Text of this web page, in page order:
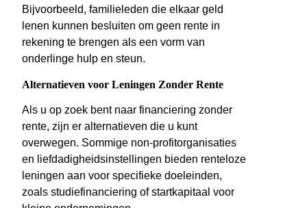
Bijvoorbeeld, familieleden die elkaar geld
lenen kunnen besluiten om geen rente in
rekening te brengen als een vorm van
onderlinge hulp en steun.
Alternatieven voor Leningen Zonder Rente
Als u op zoek bent naar financiering zonder
rente, zijn er alternatieven die u kunt
overwegen. Sommige non-profitorganisaties
en liefdadigheidsinstellingen bieden renteloze
leningen aan voor specifieke doeleinden,
zoals studiefinanciering of startkapitaal voor